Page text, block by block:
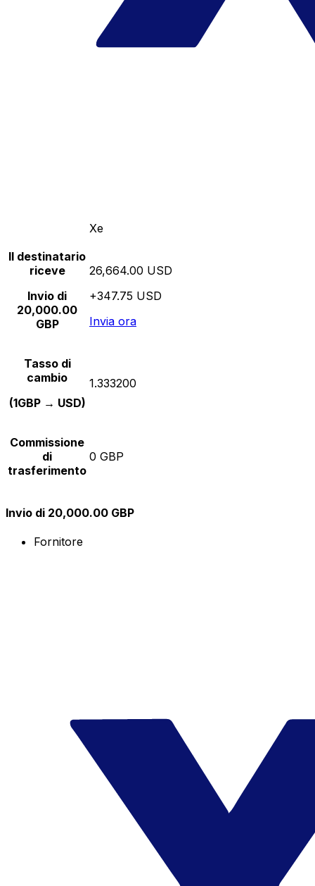
Xe
Il destinatario
riceve
Invio di
20,000.00
GBP
26,664.00 USD
+347.75 USD
Invia ora
Tasso di
cambio
(1GBP → USD)
1.333200
Commissione
di
trasferimento
0 GBP
Invio di 20,000.00 GBP
Fornitore